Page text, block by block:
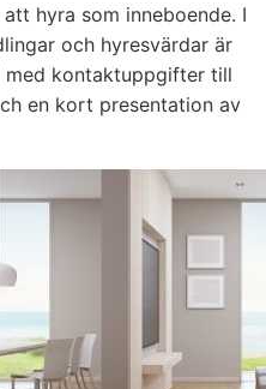
hyra som inneboende. I
och hyresvärdar är
kontaktuppgifter till
en kort presentation av